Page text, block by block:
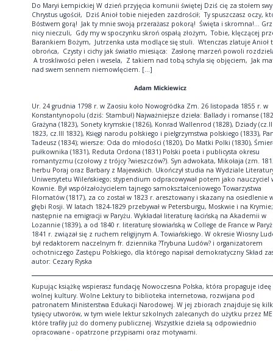
Do Ma­ryi Łem­pic­kiej W dzień przy­ję­cia ko­mu­nii świę­tej Dziś cię za sto­łem
Chry­stus ugo­ścił, Dziś Anioł to­bie nie­je­den za­zdro­ścił; Ty spusz­czasz oczy,
Bó­stwem go­rą! Jak ty mnie swo­ją prze­ra­żasz po­ko­rą! Świę­ta i skrom­na!...
ni­cy nie­czu­li, Gdy my w spo­czyn­ku skroń ospa­łą zło­żym, To­bie, klę­czą­cej
Ba­ran­kiem Bo­żym, Ju­trzen­ka usta mo­dlą­ce się stu­li. Wten­czas zla­tu­je Anioł
obroń­ca, Czy­sty i ci­chy jak świa­tło mie­sią­ca: Za­sło­nę ma­rzeń po­wo­li
A tro­skli­wo­ści pe­łen i we­se­la, Z ta­kiem nad to­bą schy­la się ob­ję­ciem, Jak
nad swem sen­nem nie­mow­lę­ciem. [...]
Adam Mickiewicz
Ur. 24 grudnia 1798 r. w Zaosiu koło Nowogródka Zm. 26 listopada 1855 r. w
Konstantynopolu (dziś: Stambuł) Najważniejsze dzieła: Ballady i romanse
Grażyna (1823), Sonety krymskie (1826), Konrad Wallenrod (1828), Dziady
1823, cz.III 1832), Księgi narodu polskiego i pielgrzymstwa polskiego (1833),
Tadeusz (1834); wiersze: Oda do młodości (1820), Do Matki Polki (1830),
pułkownika (1831), Reduta Ordona (1831) Polski poeta i publicysta okresu
romantyzmu (czołowy z trójcy ?wieszczów?). Syn adwokata, Mikołaja (zm.
herbu Poraj oraz Barbary z Majewskich. Ukończył studia na Wydziale
Uniwersytetu Wileńskiego; stypendium odpracowywał potem jako nauczyciel
Kownie. Był współzałożycielem tajnego samokształceniowego Towarzystwa
Filomatów (1817), za co został w 1823 r. aresztowany i skazany na osiedlenie
głębi Rosji. W latach 1824-1829 przebywał w Petersburgu, Moskwie i na Krymie;
następnie na emigracji w Paryżu. Wykładał literaturę łacińską na Akademii w
Lozannie (1839), a od 1840 r. literaturę słowiańską w College de France w
1841 r. związał się z ruchem religijnym A. Towiańskiego. W okresie Wiosny
był redaktorem naczelnym fr. dziennika ?Trybuna Ludów? i organizatorem
ochotniczego Zastępu Polskiego, dla którego napisał demokratyczny Skład
autor: Cezary Ryska
Kupując książkę wspierasz fundację Nowoczesna Polska, która propaguje ideę
wolnej kultury. Wolne Lektury to biblioteka internetowa, rozwijana pod
patronatem Ministerstwa Edukacji Narodowej. W jej zbiorach znajduje się
tysięcy utworów, w tym wiele lektur szkolnych zalecanych do użytku przez
które trafiły już do domeny publicznej. Wszystkie dzieła są odpowiednio
opracowane - opatrzone przypisami oraz motywami.